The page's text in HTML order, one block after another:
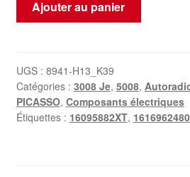
Becker
RNEG
96661984XT
1616962480
Ajouter au panier
UGS : 8941-H13_K39
Catégories : 3008 Je, 5008,
PICASSO, Composants électriques
Étiquettes : 16095882XT, 1616962480